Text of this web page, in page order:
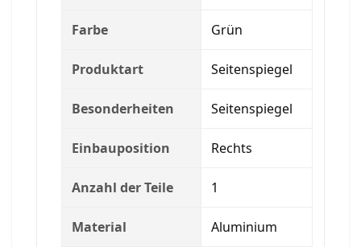
Farbe Grün
Produktart Seitenspiegel
Besonderheiten Seitenspiegel
Einbauposition Rechts
Anzahl der Teile 1
Material Aluminium